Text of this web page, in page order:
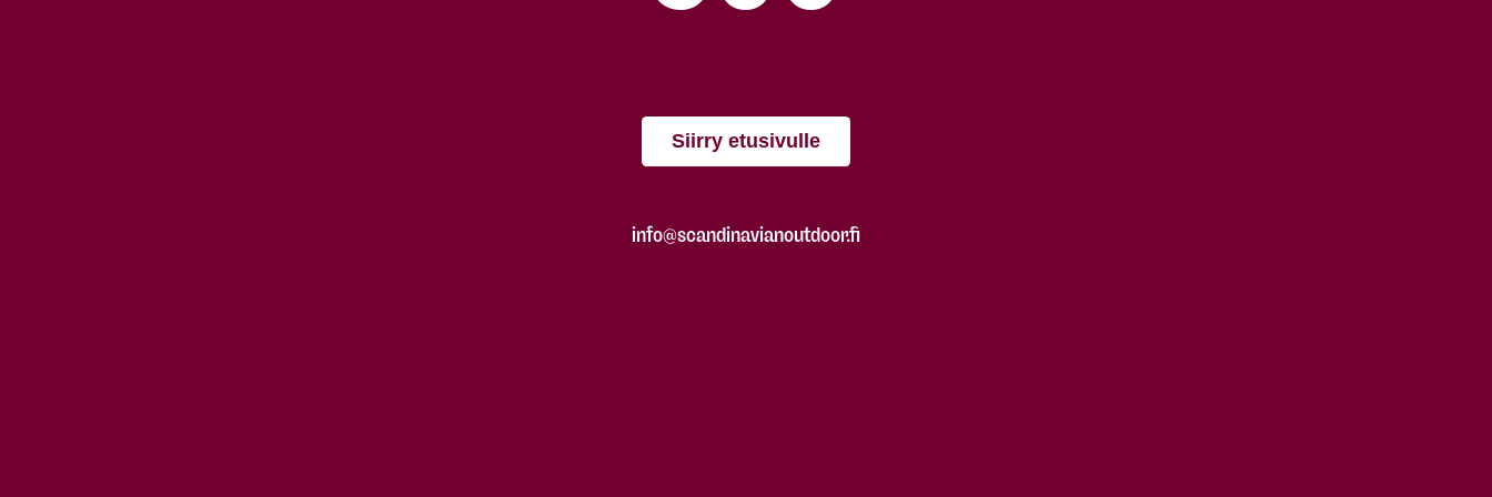
Siirry etusivulle
info@scandinavianoutdoor.fi